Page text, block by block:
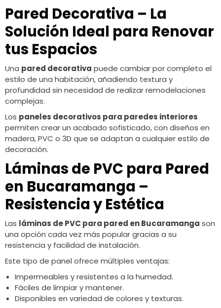
Pared Decorativa – La
Solución Ideal para Renovar
tus Espacios
Una pared decorativa puede cambiar por completo el
estilo de una habitación, añadiendo textura y
profundidad sin necesidad de realizar remodelaciones
complejas.
Los paneles decorativos para paredes interiores
permiten crear un acabado sofisticado, con diseños en
madera, PVC o 3D que se adaptan a cualquier estilo de
decoración.
Láminas de PVC para Pared
en Bucaramanga –
Resistencia y Estética
Las láminas de PVC para pared en Bucaramanga son
una opción cada vez más popular gracias a su
resistencia y facilidad de instalación.
Este tipo de panel ofrece múltiples ventajas:
Impermeables y resistentes a la humedad.
Fáciles de limpiar y mantener.
Disponibles en variedad de colores y texturas.